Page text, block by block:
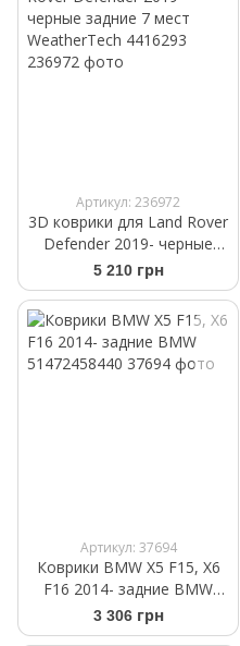
Артикул: 236972
3D коврики для Land Rover
Defender 2019- черные
задние 7 мест
WeatherTech 4416293
5 210 грн
Артикул: 37694
Коврики BMW X5 F15, X6
F16 2014- задние BMW
51472458440
3 306 грн